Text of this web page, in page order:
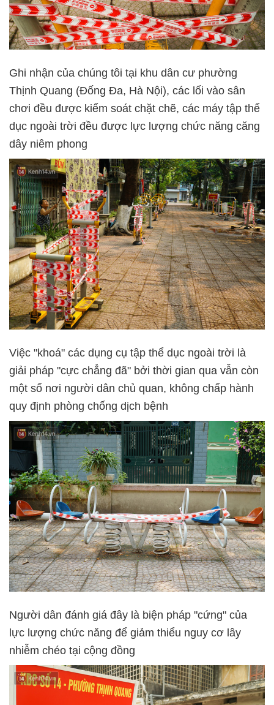
Ghi nhận của chúng tôi tại khu dân cư phường
Thịnh Quang (Đống Đa, Hà Nội), các lối vào sân
chơi đều được kiểm soát chặt chẽ, các máy tập thể
dục ngoài trời đều được lực lượng chức năng căng
dây niêm phong
Việc "khoá" các dụng cụ tập thể dục ngoài trời là
giải pháp "cực chẳng đã" bởi thời gian qua vẫn còn
một số nơi người dân chủ quan, không chấp hành
quy định phòng chống dịch bệnh
Người dân đánh giá đây là biện pháp "cứng" của
lực lượng chức năng để giảm thiểu nguy cơ lây
nhiễm chéo tại cộng đồng